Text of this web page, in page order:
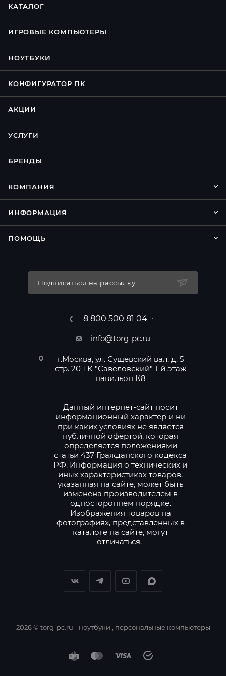
КАТАЛОГ
ИГРОВЫЕ КОМПЬЮТЕРЫ
НОУТБУКИ
КОНФИГУРАТОР ПК
АКЦИИ
УСЛУГИ
БРЕНДЫ
КОМПАНИЯ
ИНФОРМАЦИЯ
ПОМОЩЬ
Подписаться на рассылку
8 800 500 81 04
info@torg-pc.ru
г.Москва, ул. Сущевский вал, д. 5
стр. 20 ТК "Савеловский" 1-й этаж
павильон К8
Данный интернет-сайт носит
информационный характер и ни
при каких условиях не является
публичной офертой, которая
определяется положениями
статьи 437 Гражданского кодекса
РФ. Информация о технических и
иных характеристиках товаров,
указанная на сайте, может быть
изменена производителем в
одностороннем порядке.
Изображения товаров на
фотографиях, представленных в
каталоге на сайте, могут
отличаться.
2026 © torg-pc.ru - ноутбуки , персональные компьютеры